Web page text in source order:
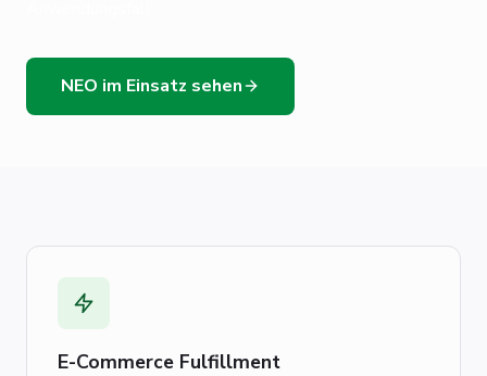
NEO im Einsatz sehen
E-Commerce Fulfillment